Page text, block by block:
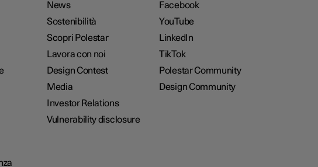
News
Sostenibilità
Scopri Polestar
Lavora con noi
Design Contest
Media
Investor Relations
Vulnerability disclosure
Facebook
YouTube
LinkedIn
TikTok
Polestar Community
Design Community